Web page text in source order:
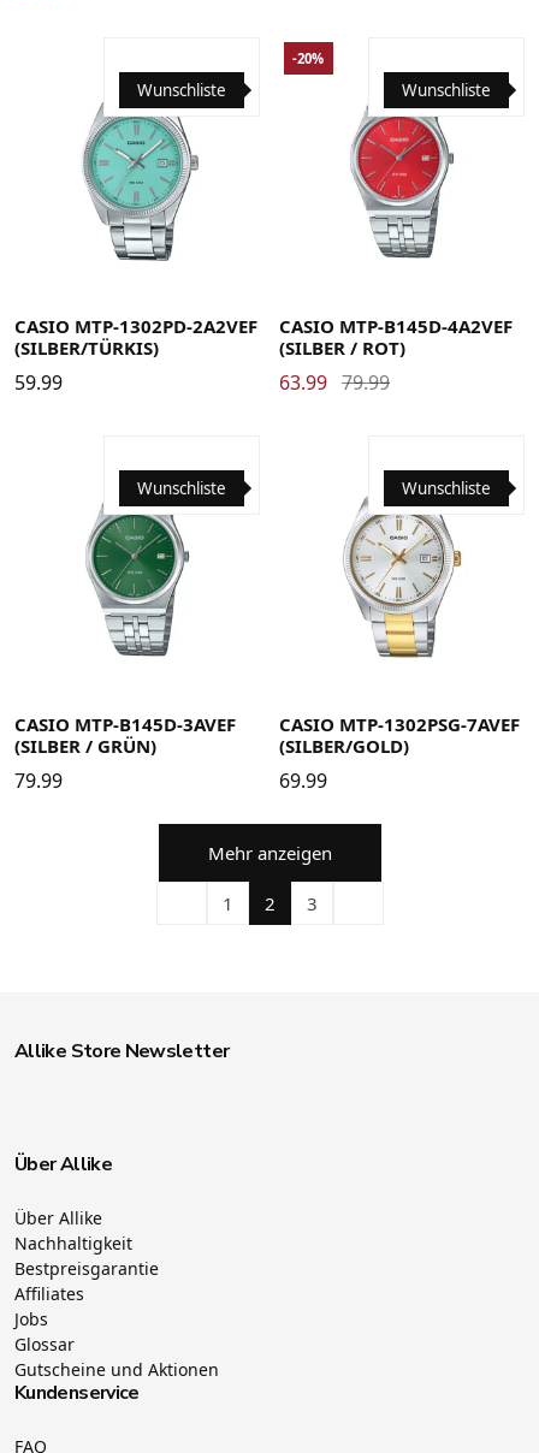
Wunschliste
CASIO MTP-1302PD-2A2VEF
(SILBER/TÜRKIS)
59.99
Wunschliste
-20%
CASIO MTP-B145D-4A2VEF
(SILBER / ROT)
63.99 79.99
Wunschliste
CASIO MTP-B145D-3AVEF
(SILBER / GRÜN)
79.99
Wunschliste
CASIO MTP-1302PSG-7AVEF
(SILBER/GOLD)
69.99
Mehr anzeigen
1 2 3
Allike Store Newsletter
Über Allike
Über Allike
Nachhaltigkeit
Bestpreisgarantie
Affiliates
Jobs
Glossar
Gutscheine und Aktionen
Kundenservice
FAQ